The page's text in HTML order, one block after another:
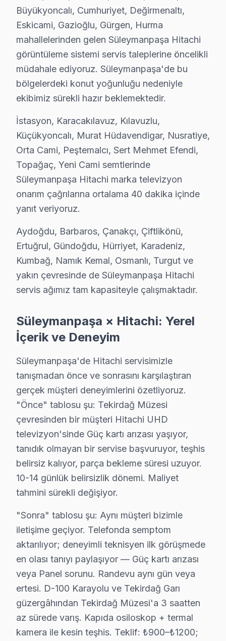
Hitachi marka TV'niz Peştemalcı'de çalışmıyorsa teknik
Peştemalcı Hitachi Anakart Tamiri →
Sert Mehmet Efendi Hitachi Servis
Süleymanpaşa TV Servis Merkezi →
Topağaç Hitachi Servis
Topağaç bölgesindeki Hitachi kullanıcıları için haftanın
Süleymanpaşa TV Servis Merkezi →
Yeni Cami Hitachi Servis
Yeni Cami'deki Hitachi TV sahiplerinin yüzde sekseni
Süleymanpaşa Hitachi Servis →
Süleymanpaşa Hitachi TV Servis Hizmet
Süleymanpaşa bölgesine kapıya gelen Hitachi TV tamir
Hitachi Uzman Teknisyen Ekibi — Süleymanpaşa
Murat T. — Hitachi Servis Uzmanı
· Hitachi fabrika servis sertifikası
· Orijinal ve OEM yedek parça tedarikçisi
· 2010'dan günümüze tüm Hitachi modelleri
Süleymanpaşa Servis İstatistikleri
· Müşteri memnuniyeti
· Ortalama tamir süresi:1–2 iş günü
· Tüm işlemler2 yıl garantili
Büyükyoncalı, Cumhuriyet, Değirmenaltı,
Eskicami, Gazioğlu, Gürgen, Hurma
mahallelerinden gelen Süleymanpaşa Hitachi
görüntüleme sistemi servis taleplerine öncelikli
müdahale ediyoruz. Süleymanpaşa'de bu
bölgelerdeki konut yoğunluğu nedeniyle
ekibimiz sürekli hazır beklemektedir.
İstasyon, Karacakılavuz, Kılavuzlu,
Küçükyoncalı, Murat Hüdavendigar, Nusratiye,
Orta Cami, Peştemalcı, Sert Mehmet Efendi,
Topağaç, Yeni Cami semtlerinde
Süleymanpaşa Hitachi marka televizyon
onarım çağrılarına ortalama 40 dakika içinde
yanıt veriyoruz.
Aydoğdu, Barbaros, Çanakçı, Çiftlikönü,
Ertuğrul, Gündoğdu, Hürriyet, Karadeniz,
Kumbağ, Namık Kemal, Osmanlı, Turgut ve
yakın çevresinde de Süleymanpaşa Hitachi
servis ağımız tam kapasiteyle çalışmaktadır.
Süleymanpaşa × Hitachi: Yerel
İçerik ve Deneyim
Süleymanpaşa'de Hitachi servisimizle
tanışmadan önce ve sonrasını karşılaştıran
gerçek müşteri deneyimlerini özetliyoruz.
"Önce" tablosu şu: Tekirdağ Müzesi
çevresinden bir müşteri Hitachi UHD
televizyon'sinde Güç kartı arızası yaşıyor,
tanıdık olmayan bir servise başvuruyor, teşhis
belirsiz kalıyor, parça bekleme süresi uzuyor.
10-14 günlük belirsizlik dönemi. Maliyet
tahmini sürekli değişiyor.
"Sonra" tablosu şu: Aynı müşteri bizimle
iletişime geçiyor. Telefonda semptom
aktarılıyor; deneyimli teknisyen ilk görüşmede
en olası tanıyı paylaşıyor — Güç kartı arızası
veya Panel sorunu. Randevu aynı gün veya
ertesi. D-100 Karayolu ve Tekirdağ Garı
güzergâhından Tekirdağ Müzesi'a 3 saatten
az sürede varış. Kapıda osiloskop + termal
kamera ile kesin teşhis. Teklif: ₺900–₺1200;